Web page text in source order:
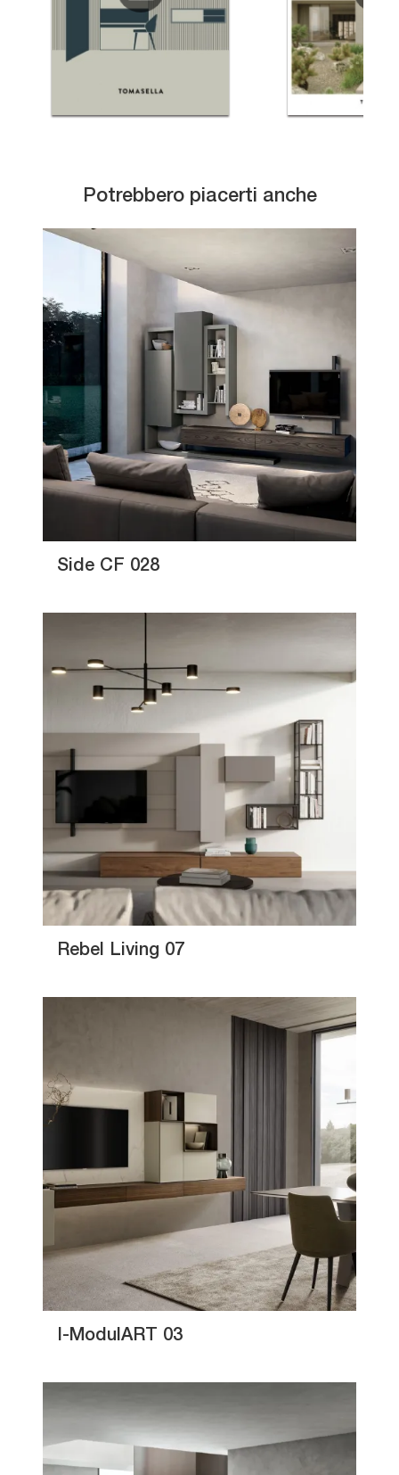
Potrebbero piacerti anche
Side CF 028
Rebel Living 07
I-ModulART 03